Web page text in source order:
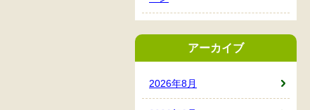
アーカイブ
2026年8月